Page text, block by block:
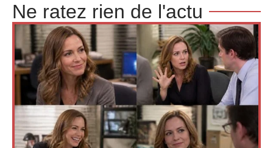
Ne ratez rien de l'actu